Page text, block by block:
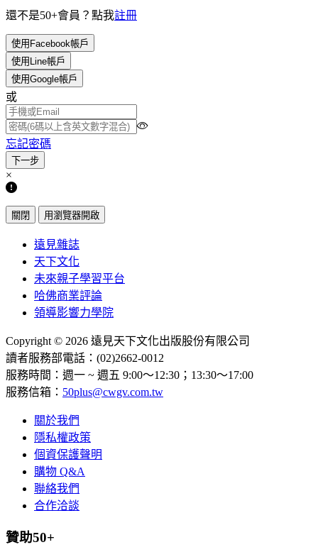
還不是50+會員？點我註冊
使用Facebook帳戶
使用Line帳戶
使用Google帳戶
或
忘記密碼
×
關閉 用瀏覽器開啟
遠見雜誌
天下文化
未來親子學習平台
哈佛商業評論
領導影響力學院
Copyright © 2026 遠見天下文化出版股份有限公司
讀者服務部電話：(02)2662-0012
服務時間：週一 ~ 週五 9:00～12:30；13:30～17:00
服務信箱： 50plus@cwgv.com.tw
關於我們
隱私權政策
個資保護聲明
購物 Q&A
聯絡我們
合作洽談
贊助50+